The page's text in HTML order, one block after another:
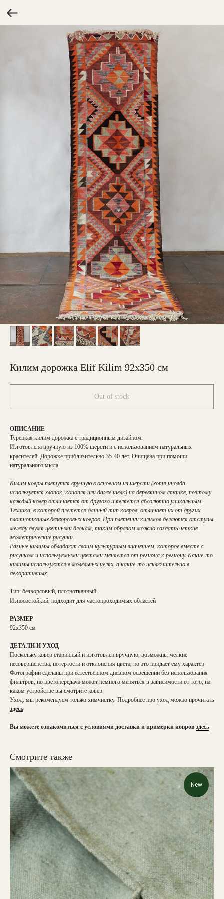
Килим дорожка Elif Kilim 92х350 см
Out of stock
ОПИСАНИЕ
Турецкая килим дорожка с традиционным дизайном.
Изготовлена вручную из 100% шерсти и с использованием натуральных
красителей. Дорожке приблизительно 35-40 лет. Очищена при помощи
натурального мыла.
Килим ковры плетутся вручную в основном из шерсти (хотя иногда
используется хлопок, конопля или даже шелк) на деревянном станке, поэтому
каждый ковер отличается от другого и является абсолютно уникальным.
Техника, в которой плетется данный тип ковров, отличает их от других
плотнотканых безворсовых ковров. При плетении килимов делаются отступы
между двумя цветными блокам, таким образом можно создать четкие
геометрические рисунки.
Разные килимы обладают своим культурным значением, которое вместе с
рисунком и используемыми цветами меняется от региона к региону. Какие-то
килимы используются в молельных целях, а какие-то исключительно в
декоративных.
Тип: безворсовый, плотнотканный
Износостойкий, подходит для частопроходимых областей
РАЗМЕР
92х350 см
ДЕТАЛИ И УХОД
Поскольку ковер старинный и изготовлен вручную, возможны мелкие
несовершенства, потертости и отклонения цвета, но это придает ему характер
Фотографии сделаны при естественном дневном освещении без использования
фильтров, но цветопередача может немного меняться в зависимости от того, на
каком устройстве вы смотрите ковер
Уход: мы рекомендуем только химчистку. Подробнее про уход можно прочитать
здесь
Вы можете ознакомиться с условиями доставки и примерки ковров здесь
Смотрите также
New